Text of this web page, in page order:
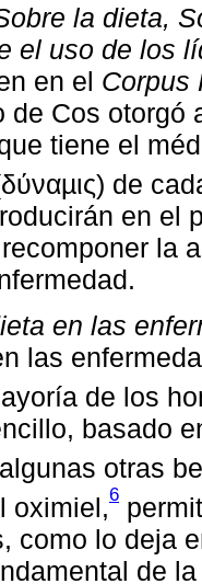
la dieta,
el uso de los
en el Corpus
de Cos otorgó
tiene el
de
en el
la
en las
las
de los
basado
otras
oximiel,6
como lo deja
de